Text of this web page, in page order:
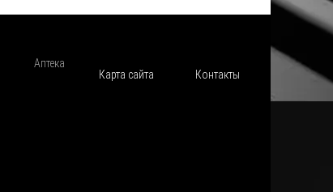
Аптека
Карта сайта
Контакты